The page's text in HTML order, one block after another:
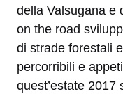
della Valsugana e
on the road
di strade forestali
percorribili e
quest’estate